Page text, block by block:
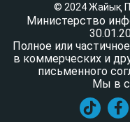
© 2024 Жайық
Министерство
Полное или
в коммерческих и
письменного
Мы в